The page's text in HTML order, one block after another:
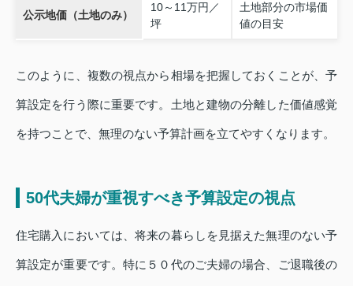
公示地価（土地のみ）
10～11万円／
坪
土地部分の市場価
値の目安
このように、複数の視点から相場を把握しておくことが、予
算設定を行う際に重要です。土地と建物の分離した価値感覚
を持つことで、無理のない予算計画を立てやすくなります。
50代夫婦が重視すべき予算設定の視点
住宅購入においては、将来の暮らしを見据えた無理のない予
算設定が重要です。特に５０代のご夫婦の場合、ご退職後の